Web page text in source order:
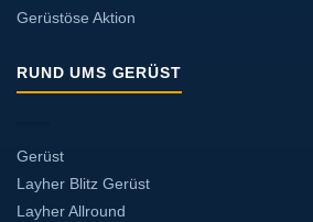
Gerüstöse Aktion
RUND UMS GERÜST
Gerüst
Layher Blitz Gerüst
Layher Allround